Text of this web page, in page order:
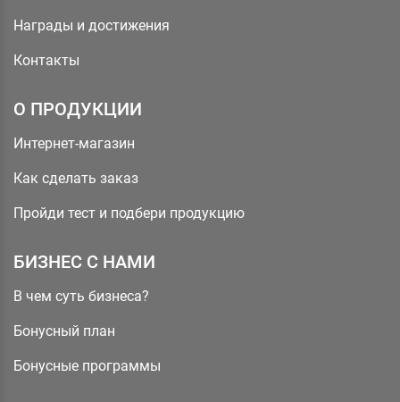
Награды и достижения
Контакты
О ПРОДУКЦИИ
Интернет-магазин
Как сделать заказ
Пройди тест и подбери продукцию
БИЗНЕС С НАМИ
В чем суть бизнеса?
Бонусный план
Бонусные программы